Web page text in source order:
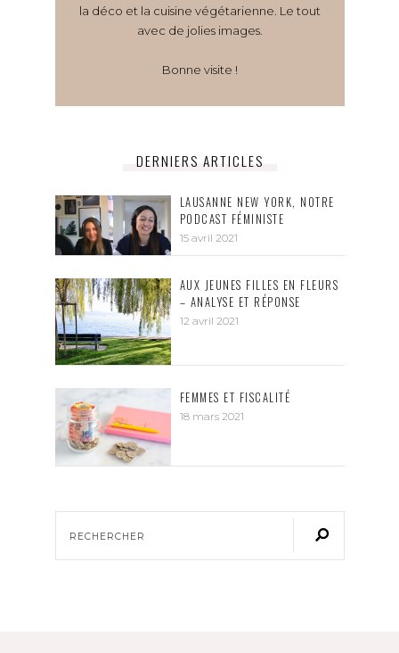
la déco et la cuisine végétarienne. Le tout
avec de jolies images.
Bonne visite !
DERNIERS ARTICLES
LAUSANNE NEW YORK, NOTRE
PODCAST FÉMINISTE
15 avril 2021
AUX JEUNES FILLES EN FLEURS
– ANALYSE ET RÉPONSE
12 avril 2021
FEMMES ET FISCALITÉ
18 mars 2021